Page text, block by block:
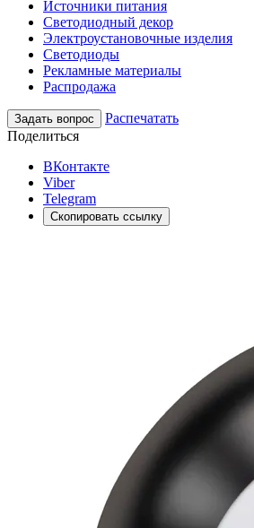
Источники питания
Светодиодный декор
Электроустановочные изделия
Светодиоды
Рекламные материалы
Распродажа
Задать вопрос
Распечатать
Поделиться
ВКонтакте
Viber
Telegram
Скопировать ссылку